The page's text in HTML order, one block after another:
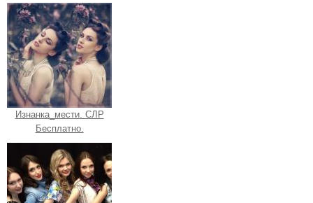
Изнанка_мести. СЛР
Бесплатно.